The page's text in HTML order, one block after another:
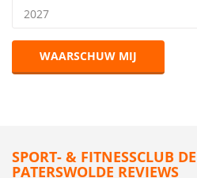
WAARSCHUW MIJ
SPORT- & FITNESSCLUB
PATERSWOLDE REVIEWS